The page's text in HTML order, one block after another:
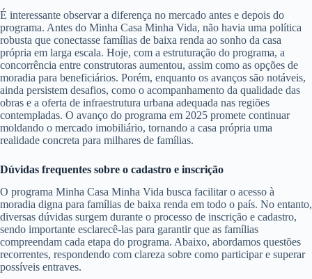
É interessante observar a diferença no mercado antes e depois do
programa. Antes do Minha Casa Minha Vida, não havia uma política
robusta que conectasse famílias de baixa renda ao sonho da casa
própria em larga escala. Hoje, com a estruturação do programa, a
concorrência entre construtoras aumentou, assim como as opções de
moradia para beneficiários. Porém, enquanto os avanços são notáveis,
ainda persistem desafios, como o acompanhamento da qualidade das
obras e a oferta de infraestrutura urbana adequada nas regiões
contempladas. O avanço do programa em 2025 promete continuar
moldando o mercado imobiliário, tornando a casa própria uma
realidade concreta para milhares de famílias.
Dúvidas frequentes sobre o cadastro e inscrição
O programa Minha Casa Minha Vida busca facilitar o acesso à
moradia digna para famílias de baixa renda em todo o país. No entanto,
diversas dúvidas surgem durante o processo de inscrição e cadastro,
sendo importante esclarecê-las para garantir que as famílias
compreendam cada etapa do programa. Abaixo, abordamos questões
recorrentes, respondendo com clareza sobre como participar e superar
possíveis entraves.